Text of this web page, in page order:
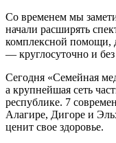
Со временем мы
начали расширять
комплексной помощи,
— круглосуточно и
Сегодня «Семейная
а крупнейшая сеть
республике. 7
Алагире, Дигоре и
ценит свое здоровье.